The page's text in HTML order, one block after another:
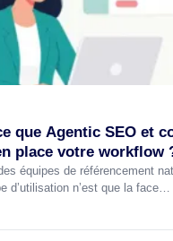
que Agentic SEO et
place votre workflow
équipes de référencement
d’utilisation n’est que la face…